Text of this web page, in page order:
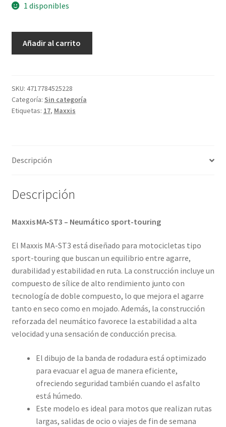
1 disponibles
(58W)
SUPERMAXX
ST
(delantero)
Añadir al carrito
SKU: 4717784525228
Categoría: Sin categoría
Etiquetas: 17, Maxxis
Descripción
Descripción
Maxxis MA‑ST3 – Neumático sport-touring
El Maxxis MA-ST3 está diseñado para motocicletas tipo
sport-touring que buscan un equilibrio entre agarre,
durabilidad y estabilidad en ruta. La construcción incluye un
compuesto de sílice de alto rendimiento junto con
tecnología de doble compuesto, lo que mejora el agarre
tanto en seco como en mojado. Además, la construcción
reforzada del neumático favorece la estabilidad a alta
velocidad y una sensación de conducción precisa.
El dibujo de la banda de rodadura está optimizado
para evacuar el agua de manera eficiente,
ofreciendo seguridad también cuando el asfalto
está húmedo.
Este modelo es ideal para motos que realizan rutas
largas, salidas de ocio o viajes de fin de semana